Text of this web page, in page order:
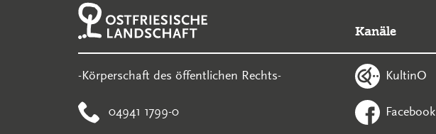
-Körperschaft des öffentlichen Rechts-
04941 1799-0
Kanäle
KultinO
Facebook